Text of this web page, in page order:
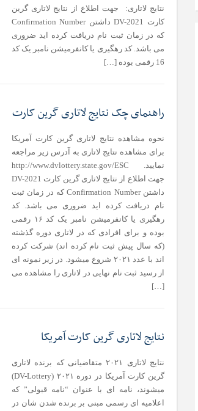
نتایج لاتاری: جهت اطلاع از نتایج لاتاری گرین
کارت DV-2021 داشتن Confirmation Number
که در زمان ثبت نام دریافت کرده اید ضروری
می باشد. کد رهگیری یا کانفرمیشن نامبر یک کد
16 رقمی بوده […]
راهنمای چک نتایج لاتاری گرین کارت
نحوه مشاهده نتایج لاتاری گرین کارت آمریکا
برای مشاهده نتایج لاتاری به آدرس زیر مراجعه
نمایید. http://www.dvlottery.state.gov/ESC
جهت اطلاع از نتایج لاتاری گرین کارت DV-2021
داشتن Confirmation Number که در زمان ثبت
نام دریافت کرده اید ضروری می باشد. کد
رهگیری یا کانفرمیشن نامبر یک کد ۱۶ رقمی
بوده و برای افرادی که در لاتاری دوره گذشته
(که سال پیش ثبت نام کرده اند) شرکت کرده
اند با عدد ۲۰۲۱ شروع میشود. در زیر نمونه ای
از رسید ثبت نام نهایی در لاتاری را مشاهده می
[…]
نتایج لاتاری گرین کارت آمریکا
نتایج لاتاری ۲۰۲۱ متقاضیانی که برنده لاتاری
گرین کارت آمریکا در دوره ۲۰۲۱ (DV-Lottery)
میشوند، نامه ای با عنوان “نامه قبولی” که
اعلامیه ای رسمی مبنی بر برنده شدن شان در